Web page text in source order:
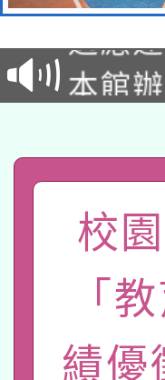
招)
適應
本館
礎課程
A3數
「數
pilot」
有關
薪期
轉知
業技
115年
校
「
績優